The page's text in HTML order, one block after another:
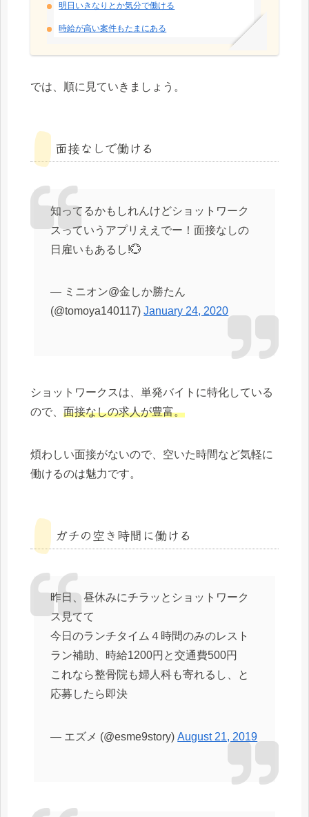
明日いきなりとか気分で働ける
時給が高い案件もたまにある
では、順に見ていきましょう。
面接なしで働ける
知ってるかもしれんけどショットワーク
スっていうアプリええでー！面接なしの
日雇いもあるし!💮
— ミニオン@金しか勝たん
(@tomoya140117)January 24, 2020
ショットワークスは、単発バイトに特化している
ので、面接なしの求人が豊富。
煩わしい面接がないので、空いた時間など気軽に
働けるのは魅力です。
ガチの空き時間に働ける
昨日、昼休みにチラッとショットワーク
ス見てて
今日のランチタイム４時間のみのレスト
ラン補助、時給1200円と交通費500円
これなら整骨院も婦人科も寄れるし、と
応募したら即決
— エズメ (@esme9story)August 21, 2019